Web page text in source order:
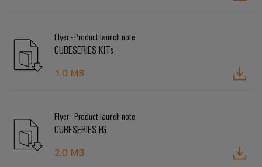
Flyer - Product launch note
CUBESERIES KITs
1.0 MB
Flyer - Product launch note
CUBESERIES FG
2.0 MB